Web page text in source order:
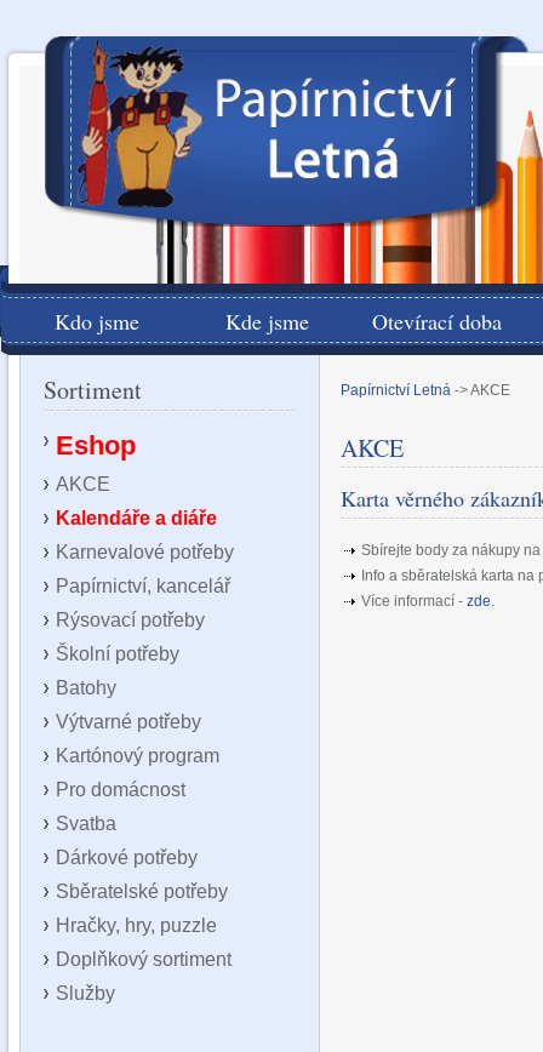
Kdo jsme Kde jsme Otevírací doba
Papírnictví Letná ->AKCE
AKCE
Karta věrného
Sbírejte body za nákupy
Info a sběratelská karta na
Více informací - zde.
Sortiment
Eshop
AKCE
Kalendáře a diáře
Karnevalové potřeby
Papírnictví, kancelář
Rýsovací potřeby
Školní potřeby
Batohy
Výtvarné potřeby
Kartónový program
Pro domácnost
Svatba
Dárkové potřeby
Sběratelské potřeby
Hračky, hry, puzzle
Doplňkový sortiment
Služby